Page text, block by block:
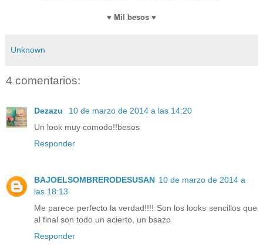
♥ Mil besos ♥
Unknown
4 comentarios:
Dezazu
10 de marzo de 2014 a las 14:20
Un look muy comodo!!besos
Responder
BAJOELSOMBRERODESUSAN 10 de marzo de 2014 a
las 18:13
Me parece perfecto la verdad!!!! Son los looks sencillos que
al final son todo un acierto, un bsazo
Responder